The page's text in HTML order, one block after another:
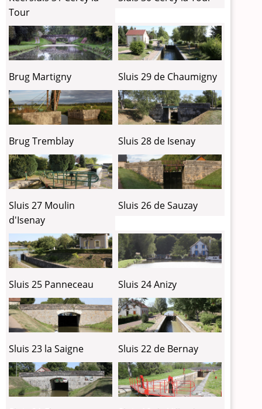
Tour
Brug Martigny Sluis 29 de Chaumigny
Brug Tremblay Sluis 28 de Isenay
Sluis 27 Moulin
d'Isenay
Sluis 26 de Sauzay
Sluis 25 Panneceau Sluis 24 Anizy
Sluis 23 la Saigne Sluis 22 de Bernay